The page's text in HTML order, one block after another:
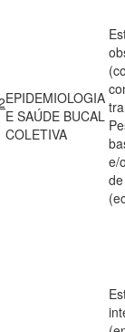
EPIDEMIOLOGIA
E SAÚDE BUCAL
COLETIVA
e/